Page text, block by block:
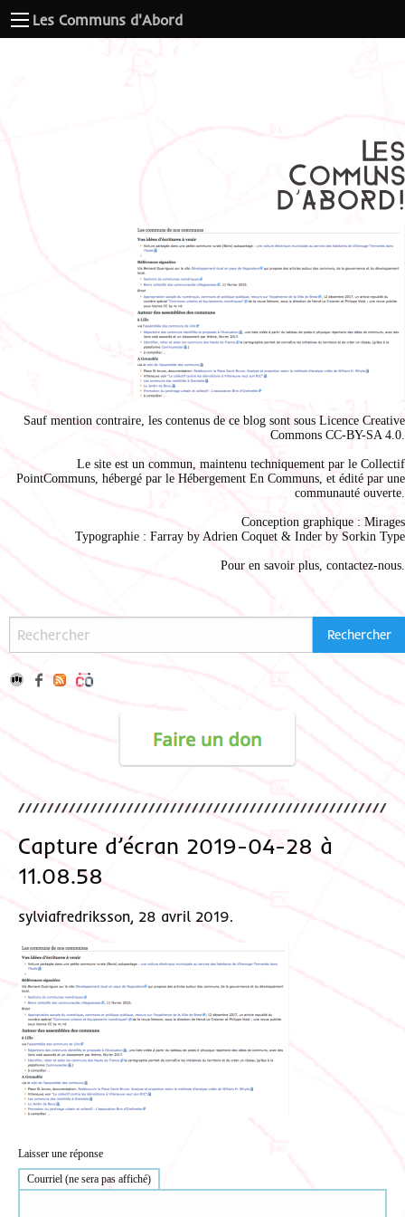
Les Communs d'Abord
Sauf mention contraire, les contenus de ce blog sont sous Licence Creative
Commons CC-BY-SA 4.0
Le site est un commun, maintenu techniquement par le Collectif
PointCommuns , hébergé par le Hébergement En Communs , et édité par une
communauté ouverte.
Conception graphique : Mirages
Typographie : Farray by Adrien Coquet & Inder by Sorkin Type
Pour en savoir plus, contactez-nous
Capture d’écran 2019-04-28 à
11.08.58
sylviafredriksson, 28 avril 2019.
Laisser une réponse
Courriel (ne sera pas affiché)